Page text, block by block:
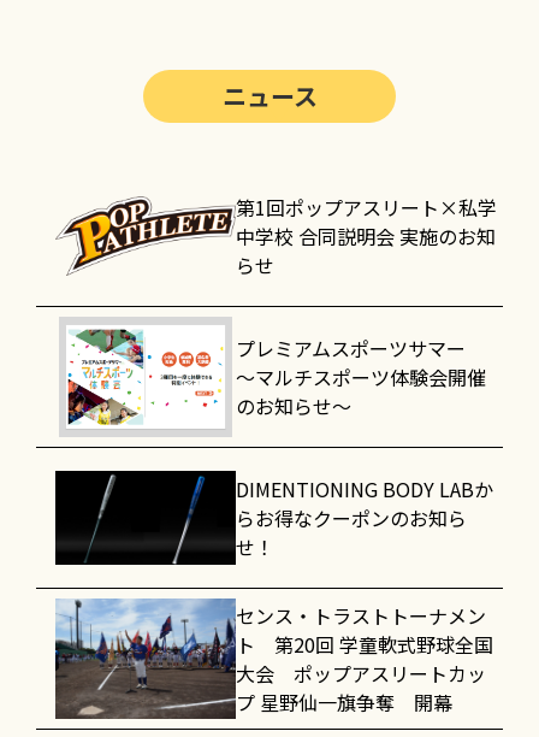
ニュース
第1回ポップアスリート×私学
中学校 合同説明会 実施のお知
らせ
プレミアムスポーツサマー
～マルチスポーツ体験会開催
のお知らせ～
DIMENTIONING BODY LABか
らお得なクーポンのお知ら
せ！
センス・トラストトーナメン
ト 第20回 学童軟式野球全国
大会 ポップアスリートカッ
プ 星野仙一旗争奪 開幕